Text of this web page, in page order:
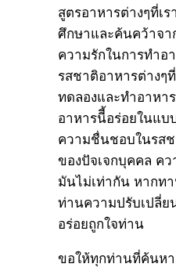
สูตรอาหารต่างๆที่เ
ศึกษาและค้นคว้าจ
ความรักในการทำอ
รสชาติอาหารต่างๆ
ทดลองและทำอาหา
อาหารนีี้อร่อยในแบ
ความชื่นชอบในรสช
ของปัจเจกบุคคล ค
มันไม่เท่ากัน หากท
ท่านความปรับเปลี่ย
อร่อยถูกใจท่าน
ขอให้ทุกท่านที่ค้นห